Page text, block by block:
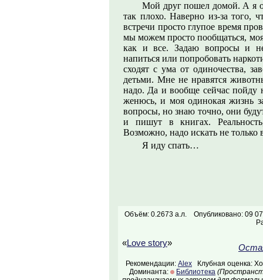
Мой друг пошел домой. А я
так плохо. Наверно из-за того,
встречи просто глупое время
мы можем просто пообщаться,
как и все. Задаю вопросы и
напиться или попробовать
сходят с ума от одиночества,
детьми. Мне не нравятся
надо. Да и вообще сейчас пойду
женюсь, и моя одинокая жизнь
вопросы, но знаю точно, они
и пишут в книгах.
Возможно, надо искать не только
Я иду спать…
Объём: 0.2673 а.л.
Опубликовано: 09
«Love story»
Рекомендации: Alex Клубная оценка:
Доминанта:
Библиотека